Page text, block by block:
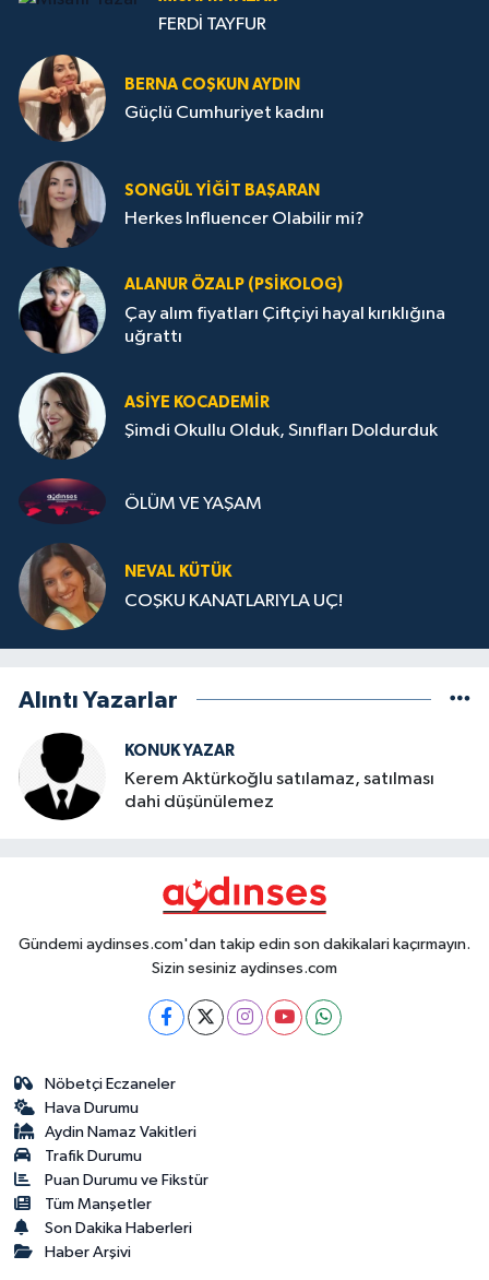
FERDİ TAYFUR
BERNA COŞKUN AYDIN
Güçlü Cumhuriyet kadını
SONGÜL YIĞIT BAŞARAN
Herkes Influencer Olabilir mi?
ALANUR ÖZALP (PSIKOLOG)
Çay alım fiyatları Çiftçiyi hayal kırıklığına
uğrattı
ASIYE KOCADEMİR
Şimdi Okullu Olduk, Sınıfları Doldurduk
ÖLÜM VE YAŞAM
NEVAL KÜTÜK
COŞKU KANATLARIYLA UÇ!
Alıntı Yazarlar
KONUK YAZAR
Kerem Aktürkoğlu satılamaz, satılması
dahi düşünülemez
Gündemi aydinses.com'dan takip edin son dakikalari kaçırmayın.
Sizin sesiniz aydinses.com
Nöbetçi Eczaneler
Hava Durumu
Aydin Namaz Vakitleri
Trafik Durumu
Puan Durumu ve Fikstür
Tüm Manşetler
Son Dakika Haberleri
Haber Arşivi